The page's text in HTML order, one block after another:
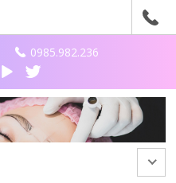
0985.982.236